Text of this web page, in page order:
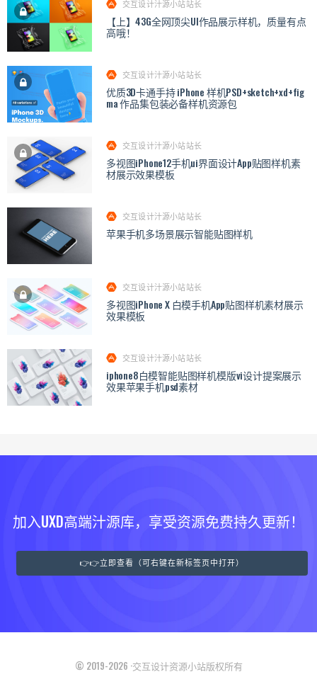
交互设计汁源小站站长
【上】43G全网顶尖UI作品展示样机，质量有点
高哦！
交互设计汁源小站站长
优质3D卡通手持 iPhone 样机PSD+sketch+xd+fig
ma 作品集包装必备样机资源包
交互设计汁源小站站长
多视图iPhone12手机ui界面设计App贴图样机素
材展示效果模板
交互设计汁源小站站长
苹果手机多场景展示智能贴图样机
交互设计汁源小站站长
多视图iPhone X 白模手机App贴图样机素材展示
效果模板
交互设计汁源小站站长
iphone8白模智能贴图样机模版vi设计提案展示
效果苹果手机psd素材
加入UXD高端汁源库，享受资源免费持久更新！
👉👉立即查看（可右键在新标签页中打开）
© 2019-2026 ·交互设计资源小站版权所有